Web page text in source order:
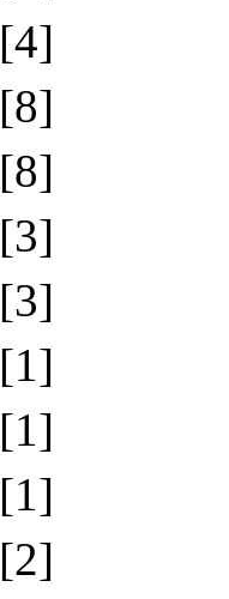
[4]
[8]
[8]
[3]
[3]
[1]
[1]
[1]
[2]